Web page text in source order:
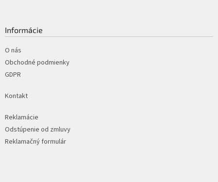
Informácie
O nás
Obchodné podmienky
GDPR
Kontakt
Reklamácie
Odstúpenie od zmluvy
Reklamačný formulár